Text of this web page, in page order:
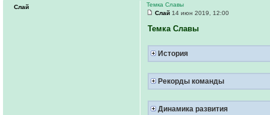
Темка Славы
Слай 14 июн 2019, 12:00
Темка Славы
История
Рекорды команды
Динамика развития
Слай